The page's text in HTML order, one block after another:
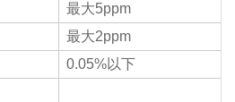
最大5ppm
最大2ppm
0.05%以下